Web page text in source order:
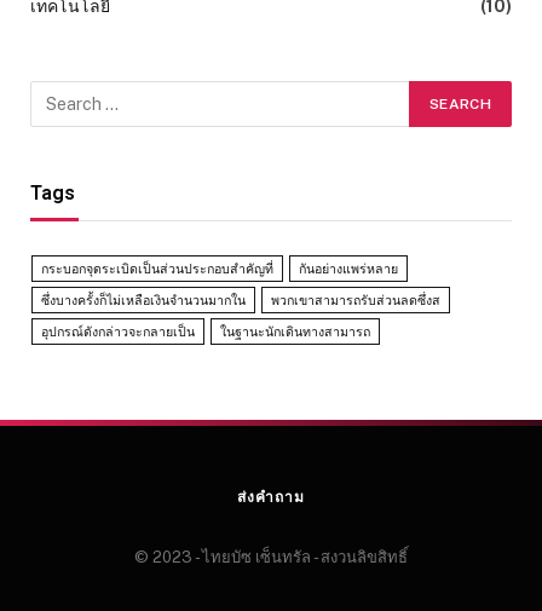
เทคโนโลยี
(10)
Tags
กระบอกจุดระเบิดเป็นส่วนประกอบสำคัญที่ กันอย่างแพร่หลาย
ซึ่งบางครั้งก็ไม่เหลือเงินจำนวนมากใน พวกเขาสามารถรับส่วนลดซึ่งส
อุปกรณ์ดังกล่าวจะกลายเป็น ในฐานะนักเดินทางสามารถ
ส่งคำถาม
© 2023 - ไทยบัซ เซ็นทรัล - สงวนลิขสิทธิ์